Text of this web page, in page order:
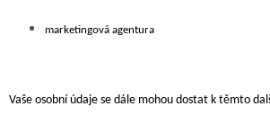
marketingová agentura
Vaše osobní údaje se dále mohou dostat k těmto